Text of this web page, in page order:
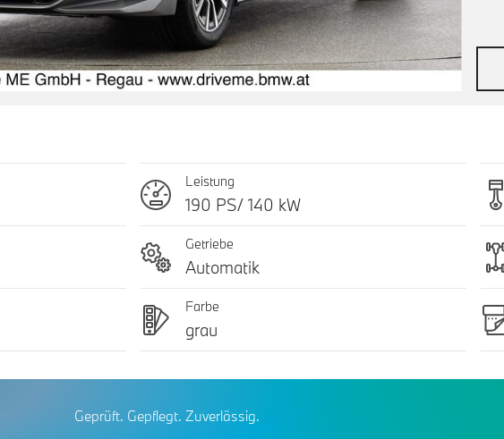
Leistung
190 PS/ 140 kW
Getriebe
Automatik
Farbe
grau
Geprüft. Gepflegt. Zuverlässig.